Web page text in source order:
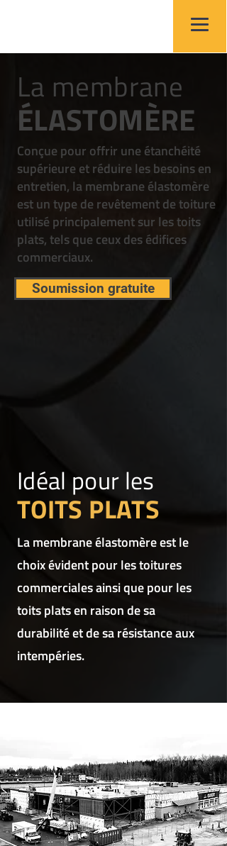
La membrane
ÉLASTOMÈRE
Conçue pour offrir une étanchéité
supérieure et réduire les besoins en
entretien, lamembrane élastomère
est un type de revêtement de toiture
utilisé principalement sur les toits
plats, tels que ceux des édifices
commerciaux.
Soumission gratuite
Idéal pour les
TOITS PLATS
La membrane élastomère est le
choix évident pour les toitures
commerciales ainsi que pour les
toits plats en raison de sa
durabilité et de sa résistance aux
intempéries.